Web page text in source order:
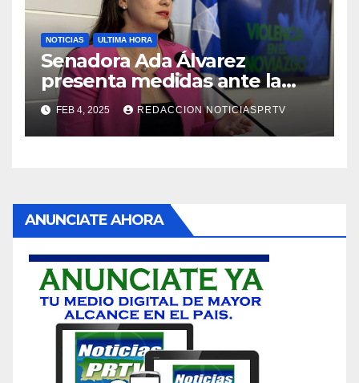
NOTICIAS ULTIMA HORA
Senadora Ada Álvarez
presenta medidas ante la
violencia en el noviazgo
FEB 4, 2025 REDACCION NOTICIASPRTV
ANUNCIATE AHORA